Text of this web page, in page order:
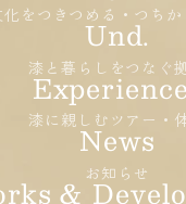
をつきつめる・つちか
漆と暮らしをつなぐ
漆に親しむツアー・
お知らせ